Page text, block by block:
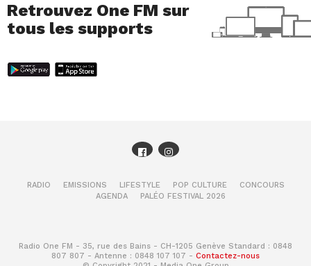
Retrouvez One FM sur
tous les supports
RADIO EMISSIONS LIFESTYLE POP CULTURE
CONCOURS
AGENDA
PALÉO FESTIVAL 2026
Radio One FM - 35, rue des Bains - CH-1205 Genève Standard : 0848
807 807 - Antenne : 0848 107 107 - Contactez-nous